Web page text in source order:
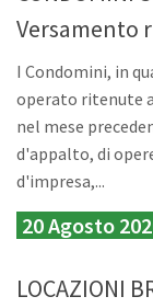
Versamento
I Condomini, in
operato ritenute
nel mese
d'appalto, di
d'impresa,...
20 Agosto
LOCAZIONI